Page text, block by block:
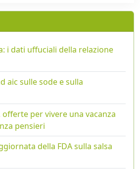
i dati uffuciali della relazione
aic sulle sode e sulla
per vivere una vacanza
pensieri
della FDA sulla salsa